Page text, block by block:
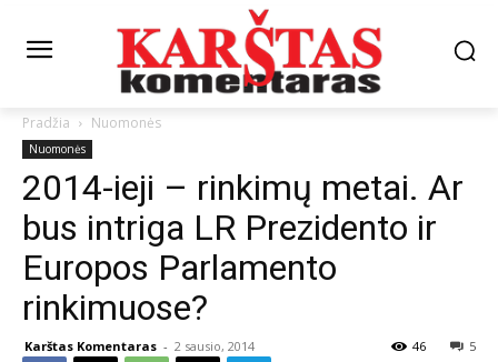
Pradžia Nuomonės
Nuomonės
2014-ieji – rinkimų metai. Ar
bus intriga LR Prezidento ir
Europos Parlamento
rinkimuose?
Karštas Komentaras - 2 sausio, 2014 5
46